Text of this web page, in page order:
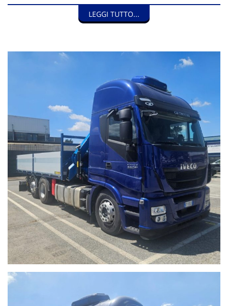
alluminio TR1H80, campana di traino, Allestimento nuovo
LEGGI TUTTO...